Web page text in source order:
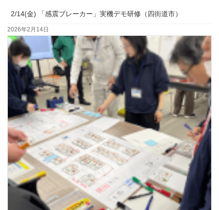
2/14(金) 「感震ブレーカー」実機デモ研修（四街道市）
2026年2月14日